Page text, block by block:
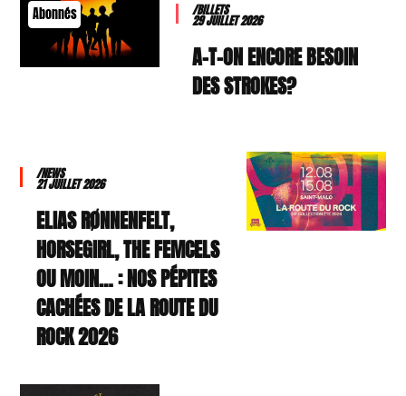
Abonnés /BILLETS
29 JUILLET 2026
A-T-ON ENCORE BESOIN
DES STROKES?
/NEWS
21 JUILLET 2026
ELIAS RØNNENFELT,
HORSEGIRL, THE FEMCELS
OU MOIN… : NOS PÉPITES
CACHÉES DE LA ROUTE DU
ROCK 2026